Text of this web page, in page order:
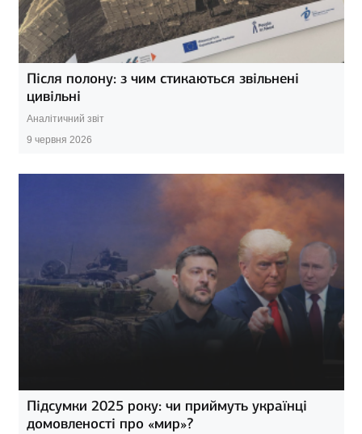
Після полону: з чим стикаються звільнені
цивільні
Аналітичний звіт
9 червня 2026
Підсумки 2025 року: чи приймуть українці
домовленості про «мир»?